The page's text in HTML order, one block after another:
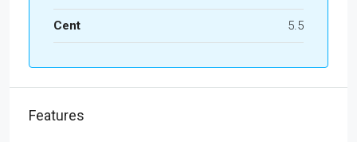
Cent 5.5
Features